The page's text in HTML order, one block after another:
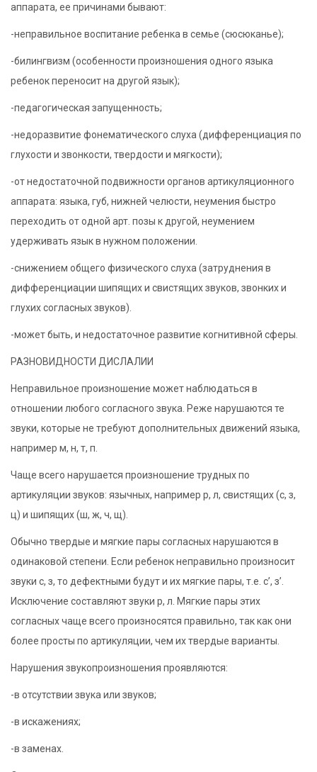
аппарата, ее причинами бывают:
-неправильное воспитание ребенка в семье (сюсюканье);
-билингвизм (особенности произношения одного языка
ребенок переносит на другой язык);
-педагогическая запущенность;
-недоразвитие фонематического слуха (дифференциация по
глухости и звонкости, твердости и мягкости);
-от недостаточной подвижности органов артикуляционного
аппарата: языка, губ, нижней челюсти, неумения быстро
переходить от одной арт. позы к другой, неумением
удерживать язык в нужном положении.
-снижением общего физического слуха (затруднения в
дифференциации шипящих и свистящих звуков, звонких и
глухих согласных звуков).
-может быть, и недостаточное развитие когнитивной сферы.
РАЗНОВИДНОСТИ ДИСЛАЛИИ
Неправильное произношение может наблюдаться в
отношении любого согласного звука. Реже нарушаются те
звуки, которые не требуют дополнительных движений языка,
например м, н, т, п.
Чаще всего нарушается произношение трудных по
артикуляции звуков: язычных, например р, л, свистящих (с, з,
ц) и шипящих (ш, ж, ч, щ).
Обычно твердые и мягкие пары согласных нарушаются в
одинаковой степени. Если ребенок неправильно произносит
звуки с, з, то дефектными будут и их мягкие пары, т.е. с’, з’.
Исключение составляют звуки р, л. Мягкие пары этих
согласных чаще всего произносятся правильно, так как они
более просты по артикуляции, чем их твердые варианты.
Нарушения звукопроизношения проявляются:
-в отсутствии звука или звуков;
-в искажениях;
-в заменах.